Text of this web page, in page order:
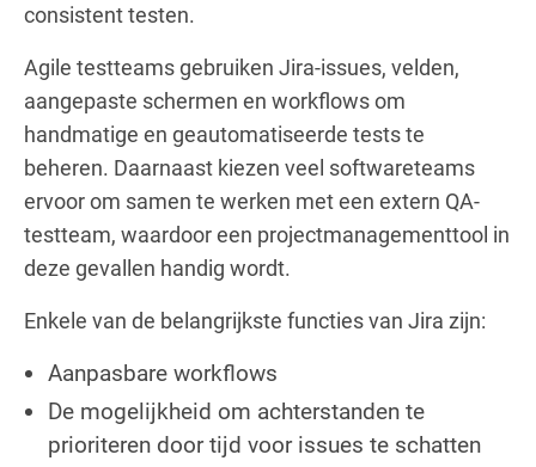
consistent testen.
Agile testteams gebruiken Jira-issues, velden,
aangepaste schermen en workflows om
handmatige en geautomatiseerde tests te
beheren. Daarnaast kiezen veel softwareteams
ervoor om samen te werken met een extern QA-
testteam, waardoor een projectmanagementtool in
deze gevallen handig wordt.
Enkele van de belangrijkste functies van Jira zijn:
Aanpasbare workflows
De mogelijkheid om achterstanden te
prioriteren door tijd voor issues te schatten